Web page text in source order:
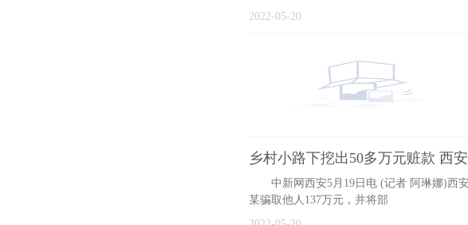
2022-05-20
乡村小路下挖出50多万元赃款 西
中新网西安5月19日电 (记者 阿琳娜)西安
某骗取他人137万元，并将部